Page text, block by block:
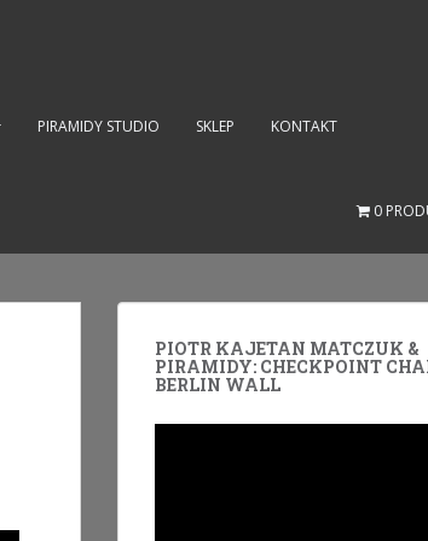
PIRAMIDY STUDIO SKLEP KONTAKT
0
PIOTR KAJETAN MATCZUK &
PIRAMIDY: CHECKPOINT
BERLIN WALL